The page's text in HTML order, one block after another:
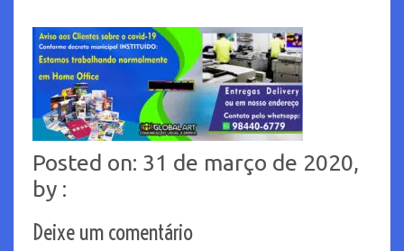
Posted on: 31 de março de 2020,
by :
Deixe um comentário